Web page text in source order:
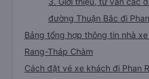
đường Thuận Bắc đi
Bảng tổng hợp thông tin nhà
Rang-Tháp Chàm
Cách đặt vé xe khách đi Phan